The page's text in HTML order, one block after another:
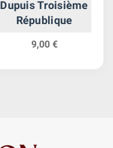
Dupuis Troisième
République
9,00 €